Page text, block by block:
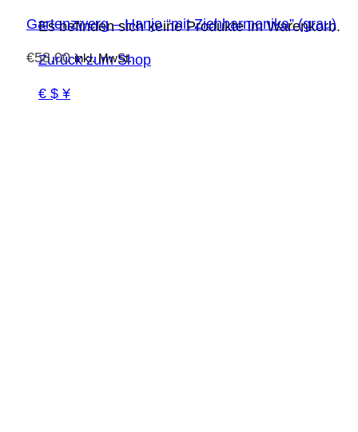
Es befinden sich keine Produkte im Warenkorb.
Zurück zum Shop
€ $ ¥
Gartenzwerg – Hanjo “mit Ziehharmonika” (grau)
€58,00 inkl. MwSt.